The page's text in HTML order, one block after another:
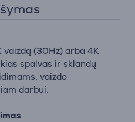
vaizdą (30Hz) arba 4K
spalvas ir sklandų
vaizdo
darbui.